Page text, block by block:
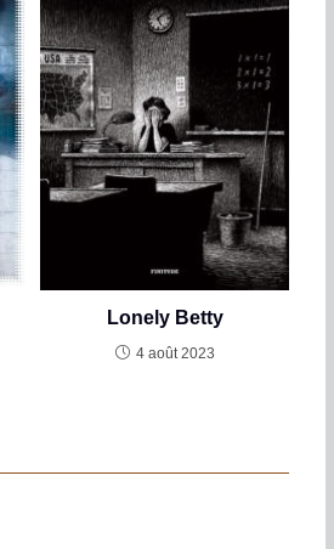
Lonely Betty
4 août 2023